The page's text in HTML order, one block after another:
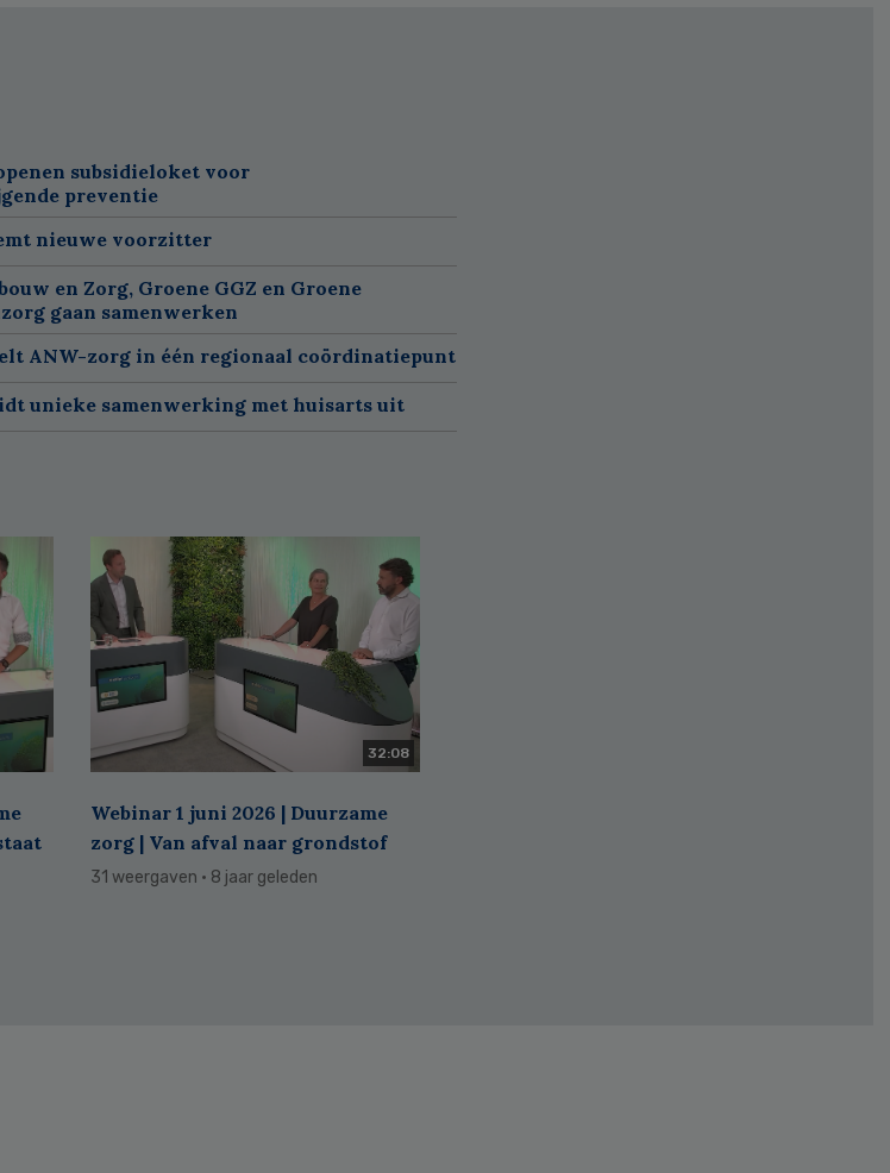
subsidieloket voor
preventie
nieuwe voorzitter
en Zorg, Groene GGZ en Groene
gaan samenwerken
ANW-zorg in één regionaal coördinatiepunt
unieke samenwerking met huisarts uit
32:08
Webinar 1 juni 2026 | Duurzame
zorg | Van afval naar grondstof
31 weergaven · 8 jaar geleden